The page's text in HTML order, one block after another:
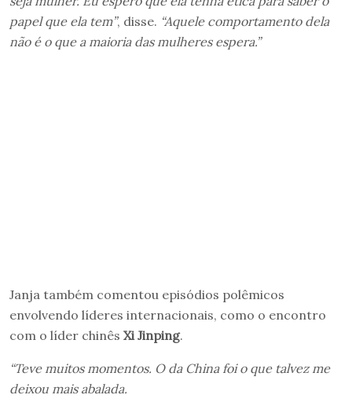
papel que ela tem”, disse. “Aquele comportamento dela
não é o que a maioria das mulheres espera.”
Janja também comentou episódios polêmicos
envolvendo líderes internacionais, como o encontro
com o líder chinês Xi Jinping.
“Teve muitos momentos. O da China foi o que talvez me
deixou mais abalada.